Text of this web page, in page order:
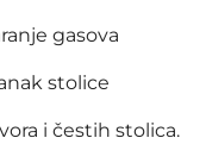
gasova
stolice
i čestih stolica.